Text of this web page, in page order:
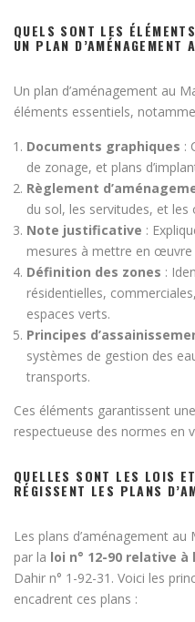
QUELS SONT LES
UN PLAN D’AMÉNAGEMENT
Un plan d’aménagement au
éléments essentiels,
Documents graphiques :
de zonage, et plans
Règlement
du sol, les servitudes, et
Note justificative :
mesures à mettre en
Définition des zones :
résidentielles,
espaces verts.
Principes
systèmes de gestion des
transports.
Ces éléments garantissent
respectueuse des normes en
QUELLES SONT LES LOIS
RÉGISSENT LES PLANS
Les plans d’aménagement
par la loi n° 12-90 relative à
Dahir n° 1-92-31. Voici les
encadrent ces plans :